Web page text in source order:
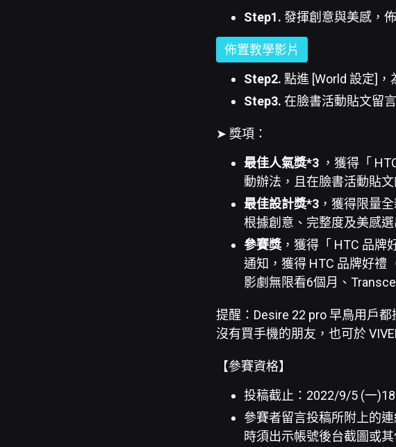
Step1. 發揮創意與美感，
佈置教學影片
Step2. 點進 [World 設定]，
Step3. 在臉書活動貼文留
➤ 獎項：
最佳人氣獎*3 ，獲得「
動辦法，且在臉書活動貼
最佳設計獎*3 ，獲得限量
根據創意、完整度及美感
參賽獎 ，獲得「 HTC 品
通知，獲得 HTC 品牌好禮
影劇無限看6個月、
提醒：Desire 22 pro 早鳥用戶
沒有買手機的朋友，也可於
【參賽資格】
投稿截止：2022/9/5 (一
參賽者留言投稿所附上的
時須出示帳號後台截圖或